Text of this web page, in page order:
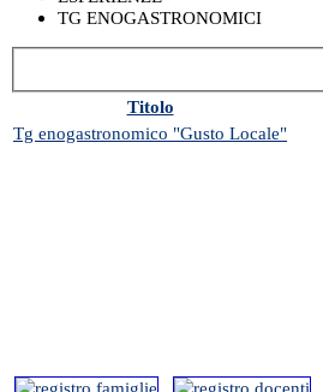
TG ENOGASTRONOMICI
Titolo
Tg enogastronomico "Gusto Locale"